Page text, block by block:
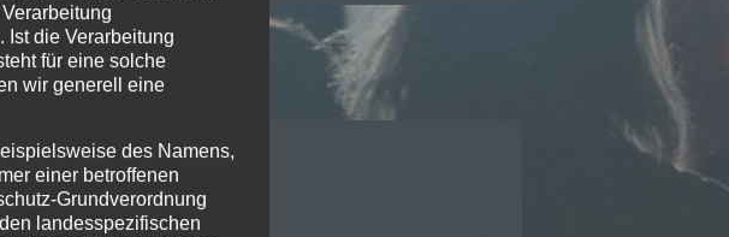
Ist die Verarbeitung
für eine solche
wir generell eine
des Namens,
einer betroffenen
Grundverordnung
landesspezifischen